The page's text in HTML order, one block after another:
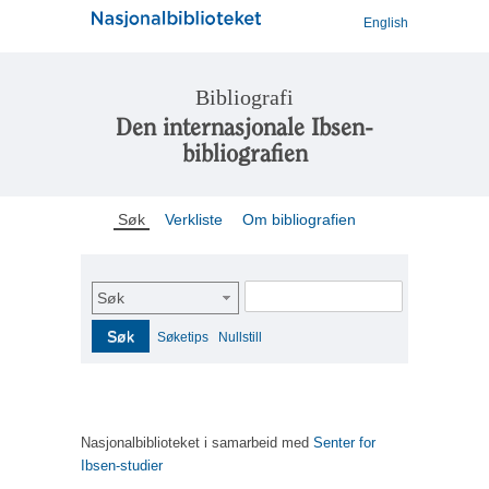
English
Bibliografi
Den internasjonale Ibsen-
bibliografien
Søk Verkliste Om bibliografien
Søk
Søk Søketips Nullstill
Nasjonalbiblioteket i samarbeid med Senter for
Ibsen-studier